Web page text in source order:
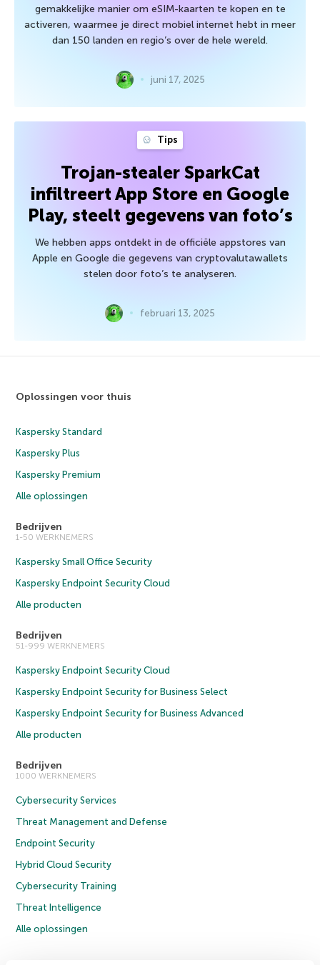
gemakkelijke manier om eSIM-kaarten te kopen en te
activeren, waarmee je direct mobiel internet hebt in meer
dan 150 landen en regio’s over de hele wereld.
juni 17, 2025
Tips
Trojan-stealer SparkCat
infiltreert App Store en Google
Play, steelt gegevens van foto’s
We hebben apps ontdekt in de officiële appstores van
Apple en Google die gegevens van cryptovalutawallets
stelen door foto’s te analyseren.
februari 13, 2025
Oplossingen voor thuis
Kaspersky Standard
Kaspersky Plus
Kaspersky Premium
Alle oplossingen
Bedrijven
1-50 WERKNEMERS
Kaspersky Small Office Security
Kaspersky Endpoint Security Cloud
Alle producten
Bedrijven
51-999 WERKNEMERS
Kaspersky Endpoint Security Cloud
Kaspersky Endpoint Security for Business Select
Kaspersky Endpoint Security for Business Advanced
Alle producten
Bedrijven
1000 WERKNEMERS
Cybersecurity Services
Threat Management and Defense
Endpoint Security
Hybrid Cloud Security
Cybersecurity Training
Threat Intelligence
Alle oplossingen